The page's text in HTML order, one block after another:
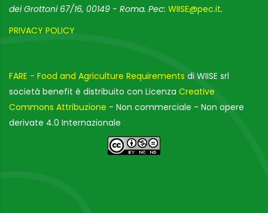
dei Grottoni 67/16, 00149 - Roma. Pec: WIISE@pec.it.
PRIVACY POLICY
FARE - Food and Agriculture Requirements di WIISE srl
società benefit è distribuito con Licenza Creative
Commons Attribuzione - Non commerciale - Non opere
derivate 4.0 Internazionale